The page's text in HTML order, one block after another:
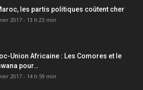
les partis politiques coûtent cher
2017 - 13 h 23 min
Union Africaine : Les Comores et le
pour…
2017 - 14 h 59 min